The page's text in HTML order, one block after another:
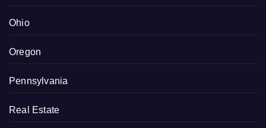
Ohio
Oregon
Pennsylvania
Real Estate